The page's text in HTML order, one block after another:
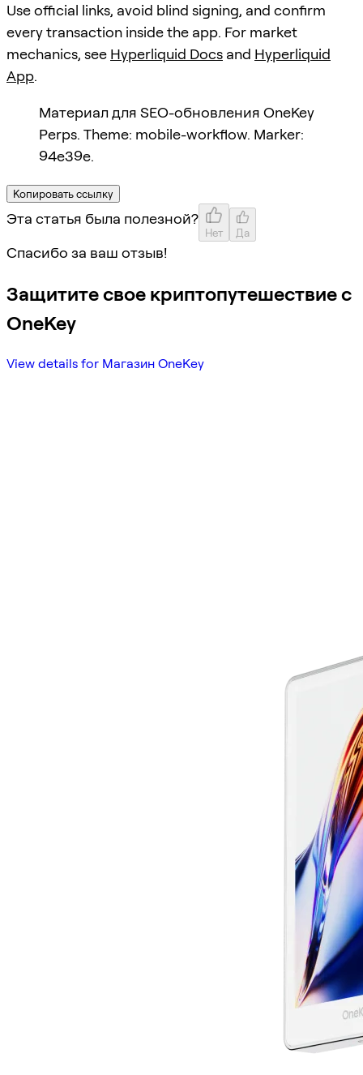
Use official links, avoid blind signing, and confirm
every transaction inside the app. For market
mechanics, see Hyperliquid Docs and Hyperliquid
App.
Материал для SEO-обновления OneKey
Perps. Theme: mobile-workflow. Marker:
94e39e.
Копировать ссылку
Эта статья была полезной?
Нет Да
Спасибо за ваш отзыв!
Защитите свое криптопутешествие с
OneKey
View details for Магазин OneKey